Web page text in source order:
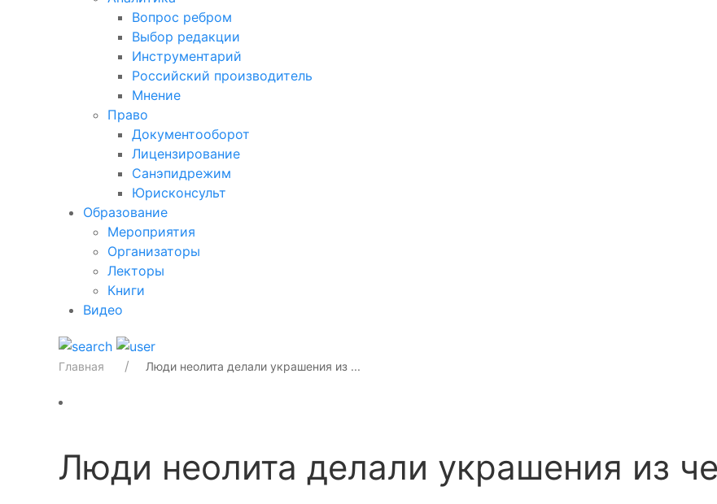
Вопрос ребром
Выбор редакции
Инструментарий
Российский производитель
Мнение
Право
Документооборот
Лицензирование
Санэпидрежим
Юрисконсульт
Образование
Мероприятия
Организаторы
Лекторы
Книги
Видео
Главная Люди неолита делали украшения из ...
Люди неолита делали украшения из